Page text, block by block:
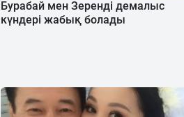
Бурабай мен Зеренді демалыс
күндері жабық болады